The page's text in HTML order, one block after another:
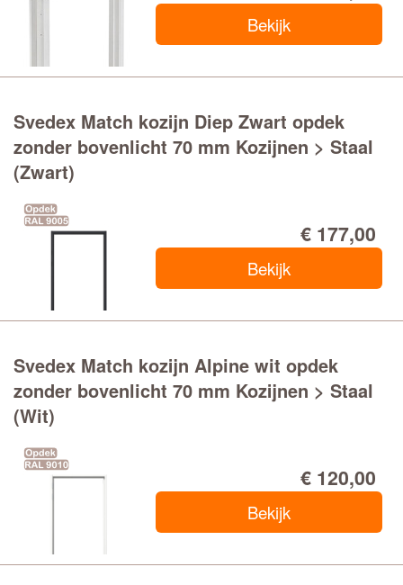
Bekijk
Svedex Match kozijn Diep Zwart opdek
zonder bovenlicht 70 mm Kozijnen > Staal
(Zwart)
€ 177,00
Bekijk
Svedex Match kozijn Alpine wit opdek
zonder bovenlicht 70 mm Kozijnen > Staal
(Wit)
€ 120,00
Bekijk